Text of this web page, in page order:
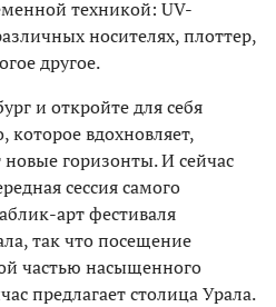
техникой: UV-
носителях, плоттер,
другое.
и откройте для себя
которое вдохновляет,
горизонты. И сейчас
сессия самого
арт фестиваля
так что посещение
частью насыщенного
предлагает столица Урала.